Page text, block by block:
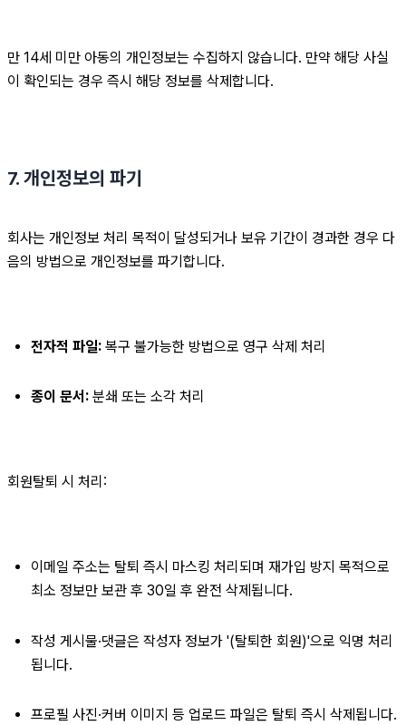
만 14세 미만 아동의 개인정보는 수집하지 않습니다. 만약 해당 사실
이 확인되는 경우 즉시 해당 정보를 삭제합니다.
7. 개인정보의 파기
회사는 개인정보 처리 목적이 달성되거나 보유 기간이 경과한 경우 다
음의 방법으로 개인정보를 파기합니다.
전자적 파일: 복구 불가능한 방법으로 영구 삭제 처리
종이 문서: 분쇄 또는 소각 처리
회원탈퇴 시 처리:
이메일 주소는 탈퇴 즉시 마스킹 처리되며 재가입 방지 목적으로
최소 정보만 보관 후 30일 후 완전 삭제됩니다.
작성 게시물·댓글은 작성자 정보가 '(탈퇴한 회원)'으로 익명 처리
됩니다.
프로필 사진·커버 이미지 등 업로드 파일은 탈퇴 즉시 삭제됩니다.